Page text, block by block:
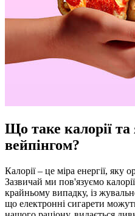
Що таке калорії
вейпінгом?
Калорії – це міра енергії, яку
Зазвичай ми пов'язуємо
крайньому випадку, із
що електронні сигарети